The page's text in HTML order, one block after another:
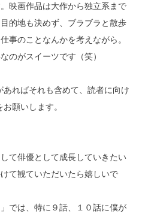
映画作品は大作から独立系まで
的地も決めず、ブラブラと散歩
事のことなんかを考えながら。
のがスイーツです（笑）
あればそれも含めて、読者に向け
願いします。
て俳優として成長していきたい
て観ていただいたら嬉しいで
では、特に９話、１０話に僕が